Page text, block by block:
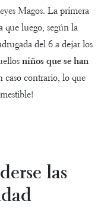
Magos. La primera
que luego, según la
del 6 a dejar los
niños que se han
caso contrario, lo que
las